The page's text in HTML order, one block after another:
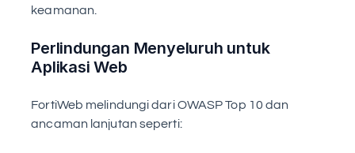
keamanan.
Perlindungan Menyeluruh untuk
Aplikasi Web
FortiWeb melindungi dari OWASP Top 10 dan
ancaman lanjutan seperti: